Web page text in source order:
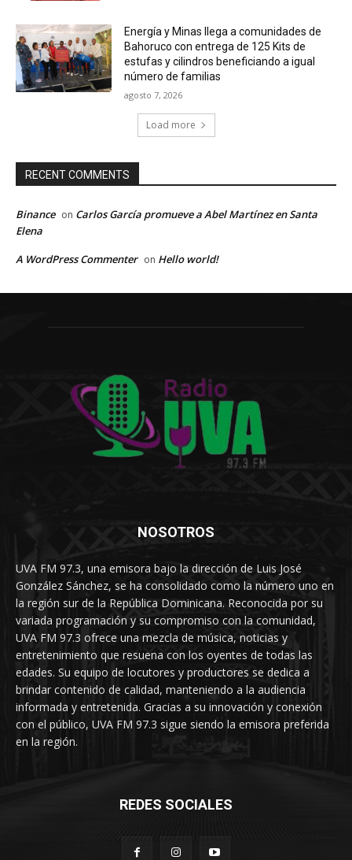
Energía y Minas llega a comunidades de
Bahoruco con entrega de 125 Kits de
estufas y cilindros beneficiando a igual
número de familias
agosto 7, 2026
Load more
RECENT COMMENTS
Binance on Carlos García promueve a Abel Martínez en Santa
Elena
A WordPress Commenter on Hello world!
NOSOTROS
UVA FM 97.3, una emisora bajo la dirección de Luis José
González Sánchez, se ha consolidado como la número uno en
la región sur de la República Dominicana. Reconocida por su
variada programación y su compromiso con la comunidad,
UVA FM 97.3 ofrece una mezcla de música, noticias y
entretenimiento que resuena con los oyentes de todas las
edades. Su equipo de locutores y productores se dedica a
brindar contenido de calidad, manteniendo a la audiencia
informada y entretenida. Gracias a su innovación y conexión
con el público, UVA FM 97.3 sigue siendo la emisora preferida
en la región.
REDES SOCIALES